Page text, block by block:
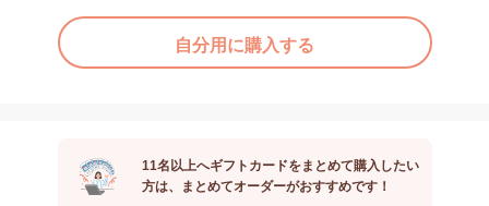
自分用に購入する
11名以上へギフトカードをまとめて購入したい
方は、まとめてオーダーがおすすめです！